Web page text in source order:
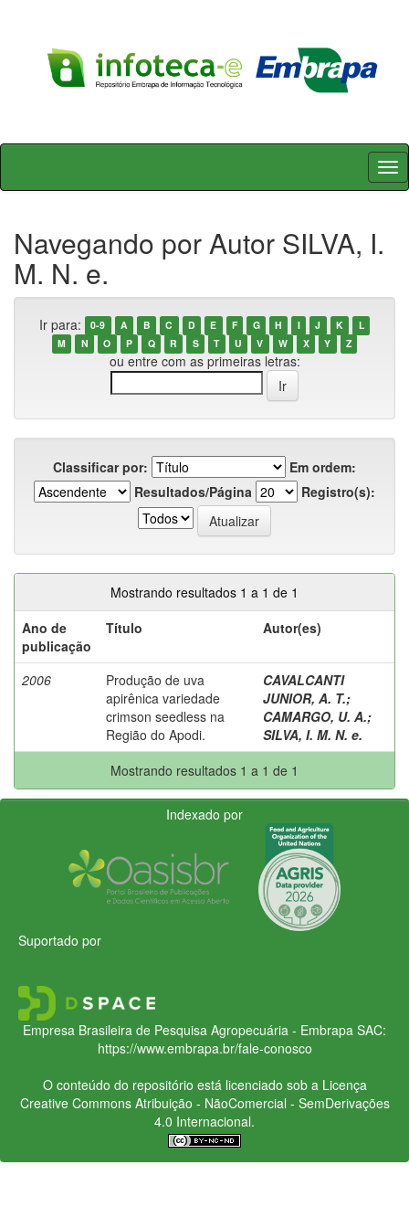
Skip
Navegando por Autor SILVA, I.
M. N. e.
Ir para: 0-9 A B C D E F G H I J K
L
M
N O P Q R S T U V W X Y Z
ou entre com as primeiras letras:
Classificar por:
Em ordem:
Resultados/Página
Registro(s):
Mostrando resultados 1 a 1 de 1
Ano de
publicação
Título Autor(es)
2006
Produção de uva
apirênica variedade
crimson seedless na
Região do Apodi.
CAVALCANTI
JUNIOR, A. T.;
CAMARGO, U. A.;
SILVA, I. M. N. e.
Mostrando resultados 1 a 1 de 1
Indexado por
Suportado por
Empresa Brasileira de Pesquisa Agropecuária - Embrapa SAC:
https://www.embrapa.br/fale-conosco
O conteúdo do repositório está licenciado sob a Licença
Creative CommonsAtribuição - NãoComercial - SemDerivações
4.0 Internacional.